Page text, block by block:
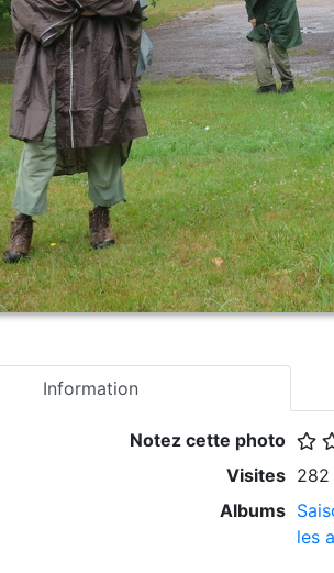
Information
Notez cette photo
Visites 282
Albums
les